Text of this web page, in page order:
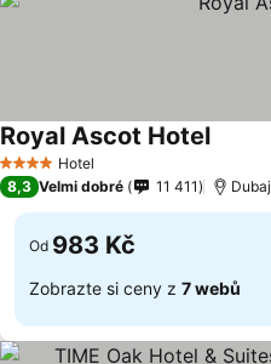
4 Počet hvězdiček
Hotel
Royal Ascot Hotel
8,3 Velmi dobré 11 411 Dubaj
Od 983 Kč
Zobrazte si ceny z 7 webů